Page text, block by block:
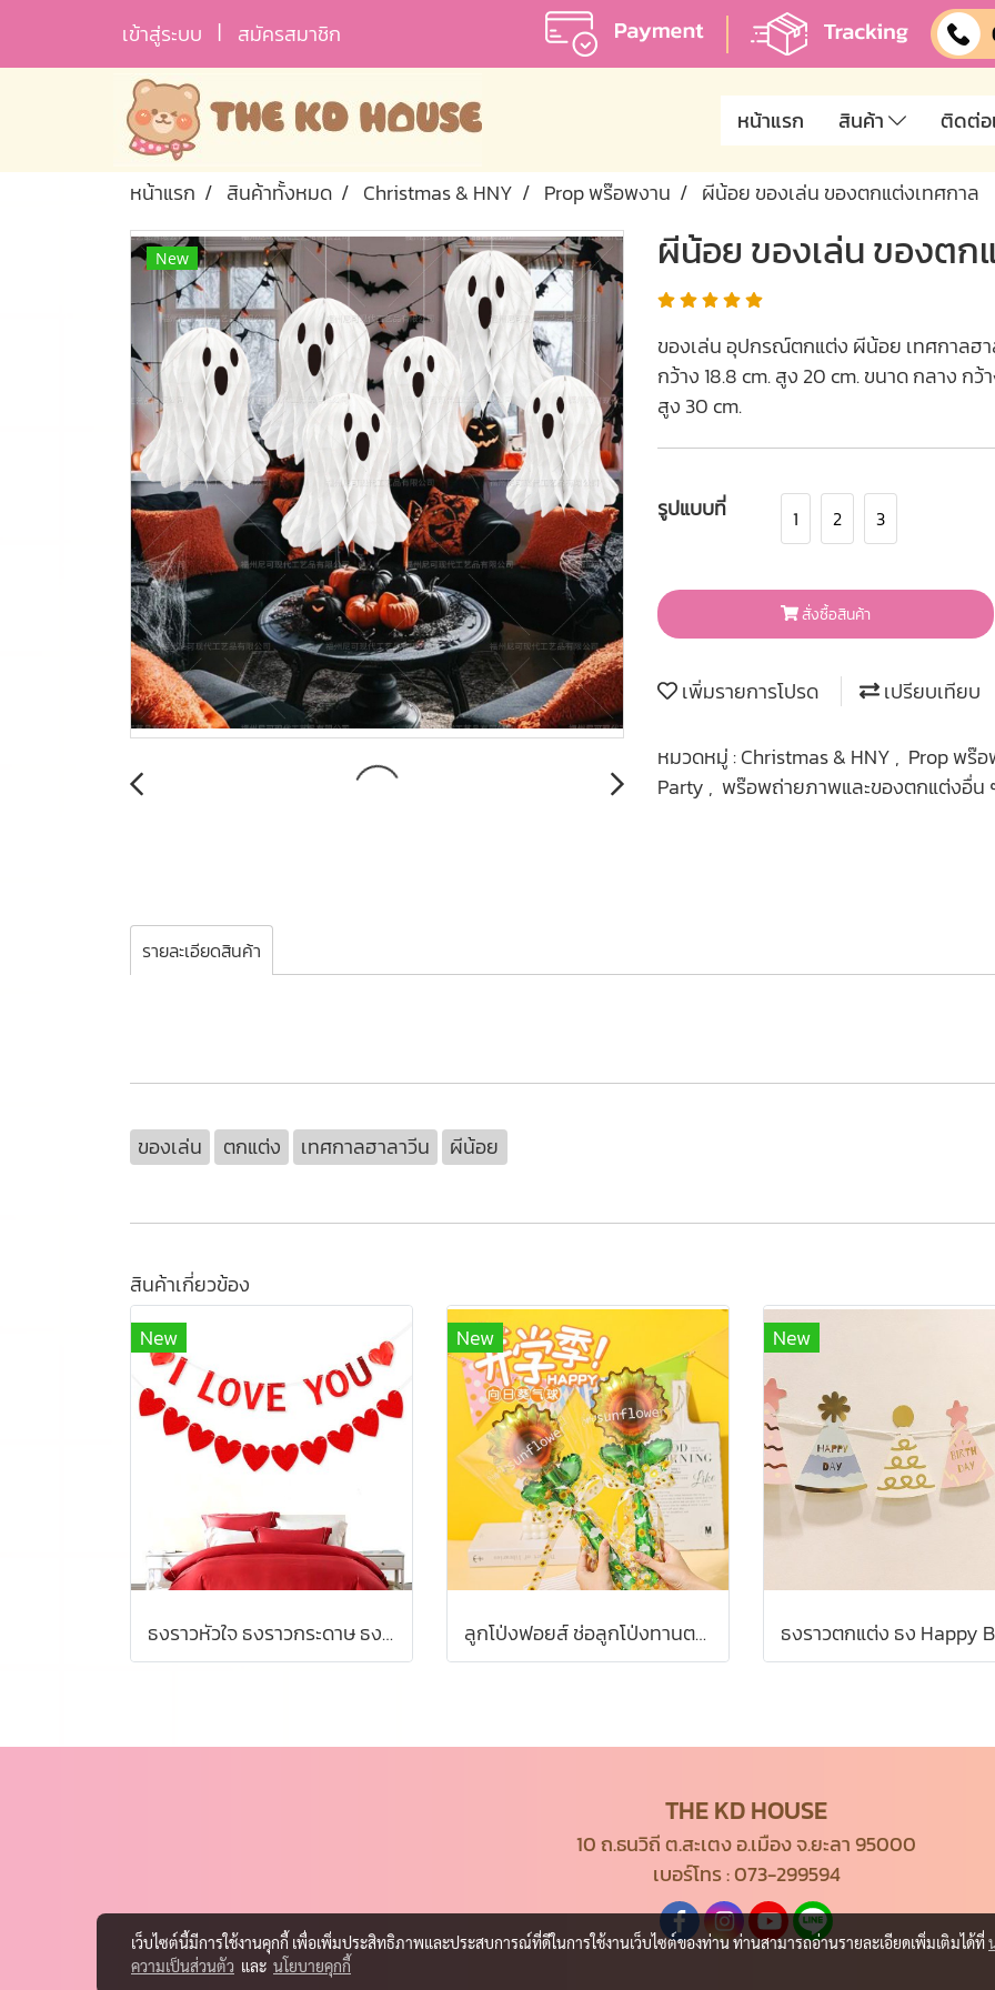
เข้าสู่ระบบ สมัครสมาชิก
หน้าแรก สินค้า ติดต่อ
หน้าแรก สินค้าทั้งหมด Christmas & HNY Prop พร๊อพงาน ผีน้อย ของเล่น ของตกแต่งเทศกาล
New ผีน้อย ของเล่น ของตก
ของเล่น อุปกรณ์ตกแต่ง ผีน้อย เทศกาลฮ
กว้าง 18.8 cm. สูง 20 cm. ขนาด กลาง ก
สูง 30 cm.
รูปแบบที่ 1 2 3
สั่งซื้อสินค้า
เพิ่มรายการโปรด เปรียบเทียบ
หมวดหมู่ :Christmas & HNY , Prop พร๊
Party , พร๊อพถ่ายภาพและของตกแต่งอื่น
รายละเอียดสินค้า
ของเล่น ตกแต่ง เทศกาลฮาลาวีน ผีน้อย
สินค้าเกี่ยวข้อง
New
ธงราวหัวใจ ธงราวกระดาษ ธงราวกากาเพชร ธงราว ผ้าสักหลาด ส่งจากไทย
New
ลูกโป่งฟอยส์ ช่อลูกโป่งทานตะวัน ลูกโป่งพร้อมช่อพลาสติก พร้อมส่ง
New
THE KD HOUSE
10 ถ.ธนวิถี ต.สะเตง อ.เมือง จ.ยะลา 95000
เบอร์โทร :073-299594
เว็บไซต์นี้มีการใช้งานคุกกี้ เพื่อเพิ่มประสิทธิภาพและประสบการณ์ที่ดีในการใช้งานเว็บไซต์ของท่าน ท่านสามารถอ่านรายละเอียดเพิ่มเติมได้ที่
ความเป็นส่วนตัว และ นโยบายคุกกี้